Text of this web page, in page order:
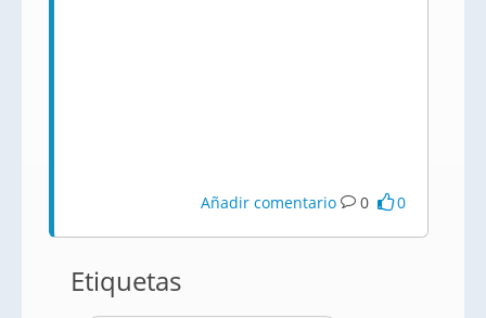
Añadir comentario 0 0
Etiquetas